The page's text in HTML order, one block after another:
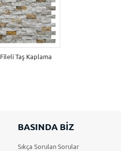
Fileli Taş Kaplama
BASINDA BİZ
Sıkça Sorulan Sorular